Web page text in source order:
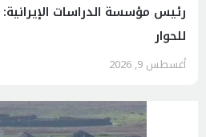
رئيس مؤسسة الدراسات
للحوار
أغسطس 9, 2026